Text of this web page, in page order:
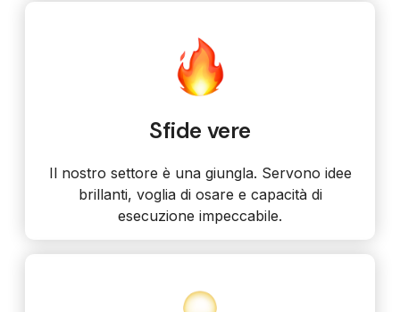
Sfide vere
Il nostro settore è una giungla. Servono idee
brillanti, voglia di osare e capacità di
esecuzione impeccabile.